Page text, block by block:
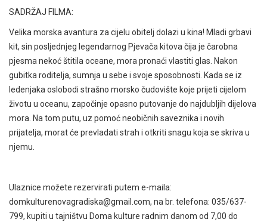
SADRŽAJ FILMA:
Velika morska avantura za cijelu obitelj dolazi u kina! Mladi grbavi
kit, sin posljednjeg legendarnog Pjevača kitova čija je čarobna
pjesma nekoć štitila oceane, mora pronaći vlastiti glas. Nakon
gubitka roditelja, sumnja u sebe i svoje sposobnosti. Kada se iz
ledenjaka oslobodi strašno morsko čudovište koje prijeti cijelom
životu u oceanu, započinje opasno putovanje do najdubljih dijelova
mora. Na tom putu, uz pomoć neobičnih saveznika i novih
prijatelja, morat će prevladati strah i otkriti snagu koja se skriva u
njemu.
Ulaznice možete rezervirati putem e-maila:
domkulturenovagradiska@gmail.com, na br. telefona: 035/637-
799, kupiti u tajništvu Doma kulture radnim danom od 7,00 do